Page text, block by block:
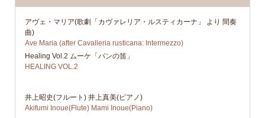
アヴェ・マリア(歌劇「カヴァレリア・ルスティカーナ」 より 間奏
曲)
Ave Maria (after Cavalleria rusticana: Intermezzo)
Healing Vol.2 ムーケ「パンの笛」
HEALING VOL.2
井上昭史(フルート) 井上真美(ピアノ)
Akifumi Inoue(Flute) Mami Inoue(Piano)